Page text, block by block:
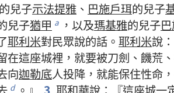
的兒子示法提雅 、 巴施戶珥的兒子
兒子猶甲 a ， 以及瑪基雅的兒子
耶利米對民眾說的話 。 耶利米說 ：
在這座城裡 ， 就要被刀劍 、 饑荒 、
向迦勒底人投降 ， 就能保住性命 ，
d